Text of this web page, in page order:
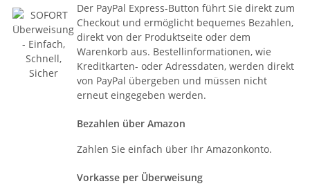
Der PayPal Express-Button führt Sie direkt zum
Checkout und ermöglicht bequemes Bezahlen,
direkt von der Produktseite oder dem
Warenkorb aus. Bestellinformationen, wie
Kreditkarten- oder Adressdaten, werden direkt
von PayPal übergeben und müssen nicht
erneut eingegeben werden.
Bezahlen über Amazon
Zahlen Sie einfach über Ihr Amazonkonto.
Vorkasse per Überweisung